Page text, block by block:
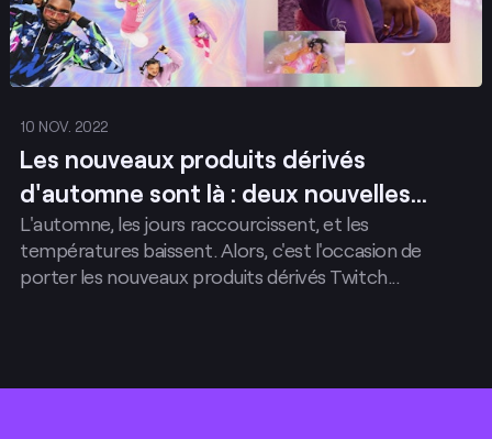
10 NOV. 2022
Les nouveaux produits dérivés
d'automne sont là : deux nouvelles
collections. Tous les styles au rendez-
vous.
L'automne, les jours raccourcissent, et les
températures baissent. Alors, c'est l'occasion de
porter les nouveaux produits dérivés Twitch...